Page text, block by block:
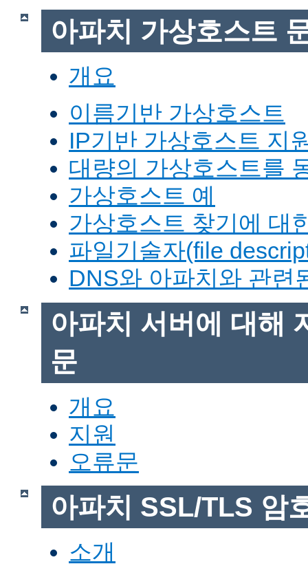
아파치 가상호스트
개요
이름기반 가상호스트
IP기반 가상호스트 지
대량의 가상호스트를
가상호스트 예
가상호스트 찾기에 대
파일기술자(file
DNS와 아파치와 관련
아파치 서버에 대해
문
개요
지원
오류문
아파치 SSL/TLS 암
소개